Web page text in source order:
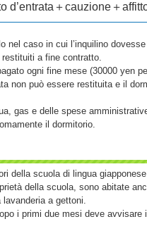
d’entrata＋cauzione＋
nel caso in cui l’inquilino
a fine contratto.
ogni fine mese (30000 yen
non può essere restituita e il
gas e delle spese
il dormitorio.
della scuola di lingua
della scuola, sono abitate
lavanderia a gettoni.
i primi due mesi deve